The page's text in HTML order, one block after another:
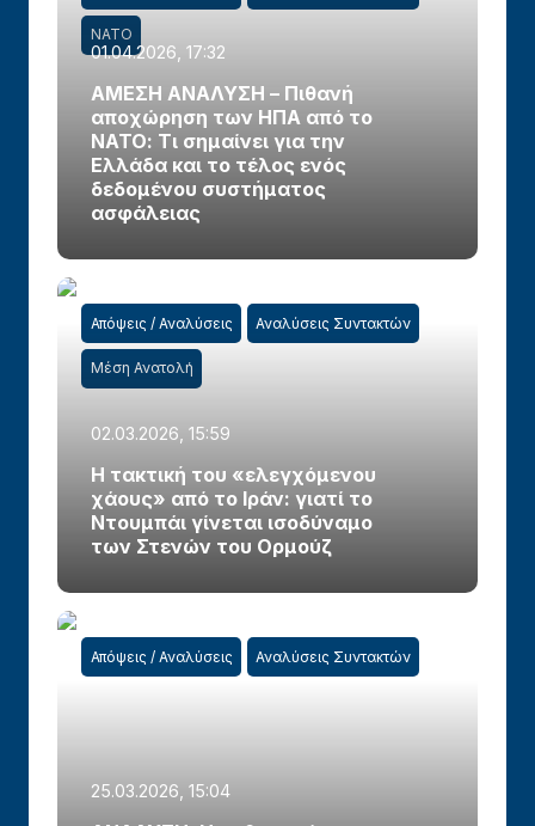
ΝΑΤΟ
01.04.2026, 17:32
ΑΜΕΣΗ ΑΝΑΛΥΣΗ – Πιθανή
αποχώρηση των ΗΠΑ από το
ΝΑΤΟ: Τι σημαίνει για την
Ελλάδα και το τέλος ενός
δεδομένου συστήματος
ασφάλειας
Απόψεις / Αναλύσεις Αναλύσεις Συντακτών
Μέση Ανατολή
02.03.2026, 15:59
Η τακτική του «ελεγχόμενου
χάους» από το Ιράν: γιατί το
Ντουμπάι γίνεται ισοδύναμο
των Στενών του Ορμούζ
Απόψεις / Αναλύσεις Αναλύσεις Συντακτών
25.03.2026, 15:04